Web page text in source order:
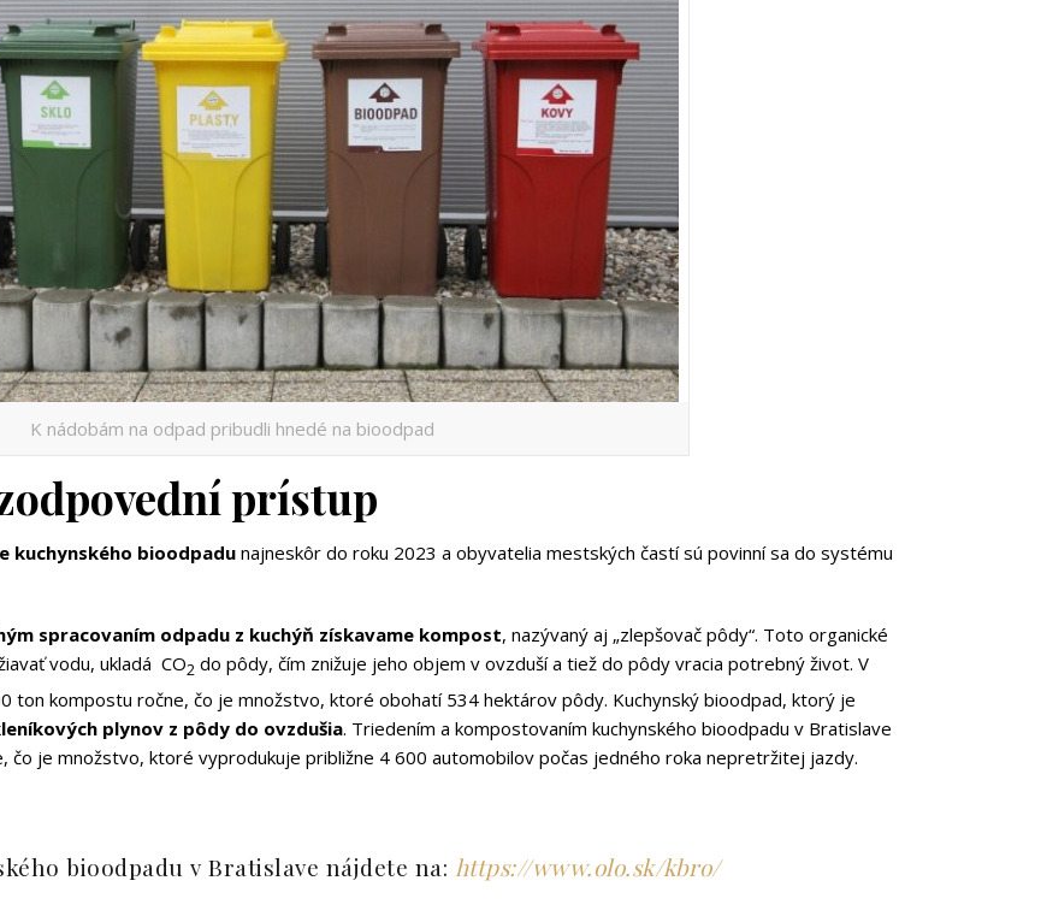
K nádobám na odpad pribudli hnedé na bioodpad
prístup
kuchynského bioodpadu najneskôr do roku 2023 a obyvatelia mestských častí sú povinní sa do systému
spracovaním odpadu z kuchýň získavame kompost, nazývaný aj „zlepšovač pôdy“. Toto organické
vodu, ukladá CO2 do pôdy, čím znižuje jeho objem v ovzduší a tiež do pôdy vracia potrebný život. V
ton kompostu ročne, čo je množstvo, ktoré obohatí 534 hektárov pôdy. Kuchynský bioodpad, ktorý je
plynov z pôdy do ovzdušia. Triedením a kompostovaním kuchynského bioodpadu v Bratislave
čo je množstvo, ktoré vyprodukuje približne 4 600 automobilov počas jedného roka nepretržitej jazdy.
bioodpadu v Bratislave nájdete na: https://www.olo.sk/kbro/